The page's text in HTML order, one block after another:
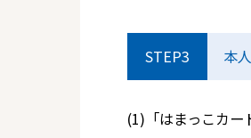
STEP3 本
(1)「はまっこカ